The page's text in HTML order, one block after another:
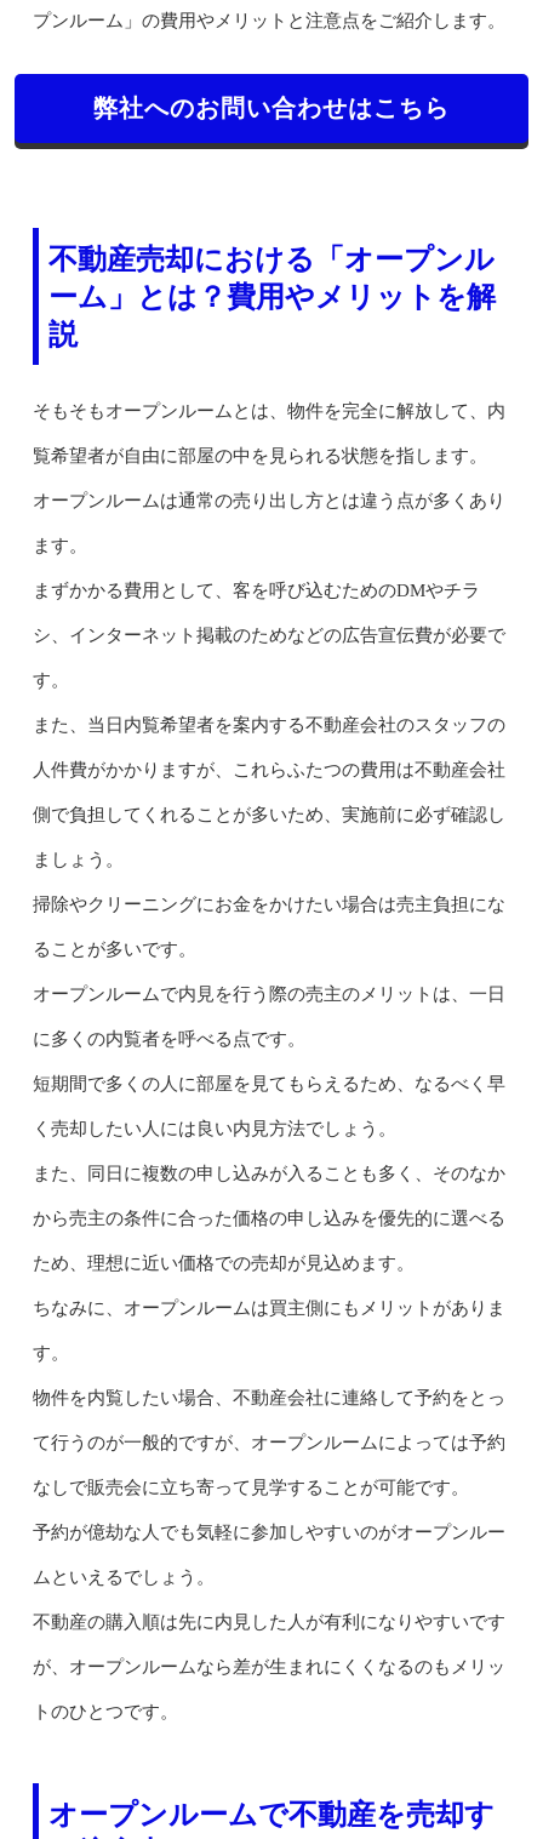
プンルーム」の費用やメリットと注意点をご紹介します。
弊社へのお問い合わせはこちら
不動産売却における「オープンル
ーム」とは？費用やメリットを解
説
そもそもオープンルームとは、物件を完全に解放して、内
覧希望者が自由に部屋の中を見られる状態を指します。
オープンルームは通常の売り出し方とは違う点が多くあり
ます。
まずかかる費用として、客を呼び込むためのDMやチラ
シ、インターネット掲載のためなどの広告宣伝費が必要で
す。
また、当日内覧希望者を案内する不動産会社のスタッフの
人件費がかかりますが、これらふたつの費用は不動産会社
側で負担してくれることが多いため、実施前に必ず確認し
ましょう。
掃除やクリーニングにお金をかけたい場合は売主負担にな
ることが多いです。
オープンルームで内見を行う際の売主のメリットは、一日
に多くの内覧者を呼べる点です。
短期間で多くの人に部屋を見てもらえるため、なるべく早
く売却したい人には良い内見方法でしょう。
また、同日に複数の申し込みが入ることも多く、そのなか
から売主の条件に合った価格の申し込みを優先的に選べる
ため、理想に近い価格での売却が見込めます。
ちなみに、オープンルームは買主側にもメリットがありま
す。
物件を内覧したい場合、不動産会社に連絡して予約をとっ
て行うのが一般的ですが、オープンルームによっては予約
なしで販売会に立ち寄って見学することが可能です。
予約が億劫な人でも気軽に参加しやすいのがオープンルー
ムといえるでしょう。
不動産の購入順は先に内見した人が有利になりやすいです
が、オープンルームなら差が生まれにくくなるのもメリッ
トのひとつです。
オープンルームで不動産を売却す